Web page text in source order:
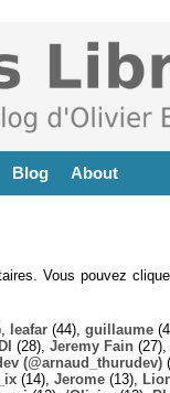
Blog About
Vous pouvez
leafar (44), guillaume
(28), Jeremy Fain (27),
(@arnaud_thurudev)
(14), Jerome (13),